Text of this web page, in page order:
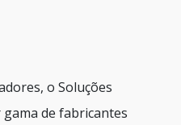
o Soluções
de fabricantes